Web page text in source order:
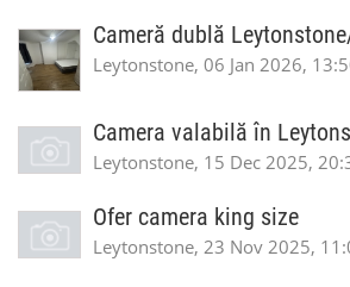
Cameră dublă
Leytonstone, 06 Jan 2026,
Camera valabilă în
Leytonstone, 15 Dec 2025,
Ofer camera king size
Leytonstone, 23 Nov 2025,